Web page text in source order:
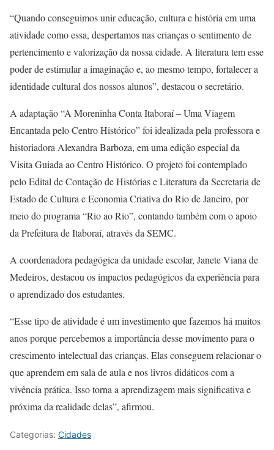
“Quando conseguimos unir educação, cultura e história em uma
atividade como essa, despertamos nas crianças o sentimento de
pertencimento e valorização da nossa cidade. A literatura tem esse
poder de estimular a imaginação e, ao mesmo tempo, fortalecer a
identidade cultural dos nossos alunos”, destacou o secretário.
A adaptação “A Moreninha Conta Itaboraí – Uma Viagem
Encantada pelo Centro Histórico” foi idealizada pela professora e
historiadora Alexandra Barboza, em uma edição especial da
Visita Guiada ao Centro Histórico. O projeto foi contemplado
pelo Edital de Contação de Histórias e Literatura da Secretaria de
Estado de Cultura e Economia Criativa do Rio de Janeiro, por
meio do programa “Rio ao Rio”, contando também com o apoio
da Prefeitura de Itaboraí, através da SEMC.
A coordenadora pedagógica da unidade escolar, Janete Viana de
Medeiros, destacou os impactos pedagógicos da experiência para
o aprendizado dos estudantes.
“Esse tipo de atividade é um investimento que fazemos há muitos
anos porque percebemos a importância desse movimento para o
crescimento intelectual das crianças. Elas conseguem relacionar o
que aprendem em sala de aula e nos livros didáticos com a
vivência prática. Isso torna a aprendizagem mais significativa e
próxima da realidade delas”, afirmou.
Categorias: Cidades